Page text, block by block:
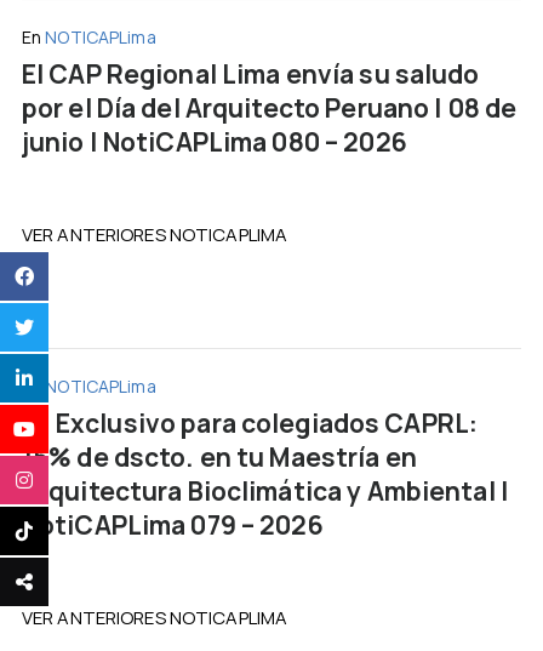
En NOTICAPLima
El CAP Regional Lima envía su saludo
por el Día del Arquitecto Peruano | 08 de
junio | NotiCAPLima 080 – 2026
VER ANTERIORES NOTICAPLIMA
En NOTICAPLima
Exclusivo para colegiados CAPRL:
15% de dscto. en tu Maestría en
Arquitectura Bioclimática y Ambiental |
NotiCAPLima 079 – 2026
VER ANTERIORES NOTICAPLIMA